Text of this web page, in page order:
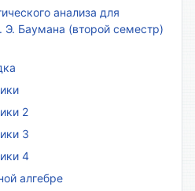
анализа для
Баумана (второй семестр)
2
3
4
алгебре